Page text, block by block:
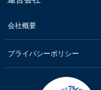
会社概要
プライバシーポリシー